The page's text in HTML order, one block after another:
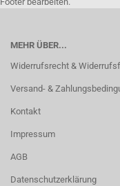
MEHR ÜBER...
Widerrufsrecht &
Versand- &
Kontakt
Impressum
AGB
Datenschutzerklärung